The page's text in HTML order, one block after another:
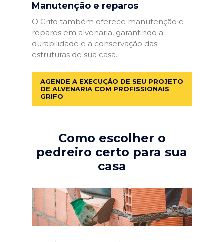
Manutenção e reparos
O Grifo também oferece manutenção e
reparos em alvenaria, garantindo a
durabilidade e a conservação das
estruturas de sua casa.
AGENDE A EXECUÇÃO DE SEU PROJETO
DE ALVENARIA COM PROFISSIONAIS
GRIFO
Como escolher o
pedreiro certo para sua
casa